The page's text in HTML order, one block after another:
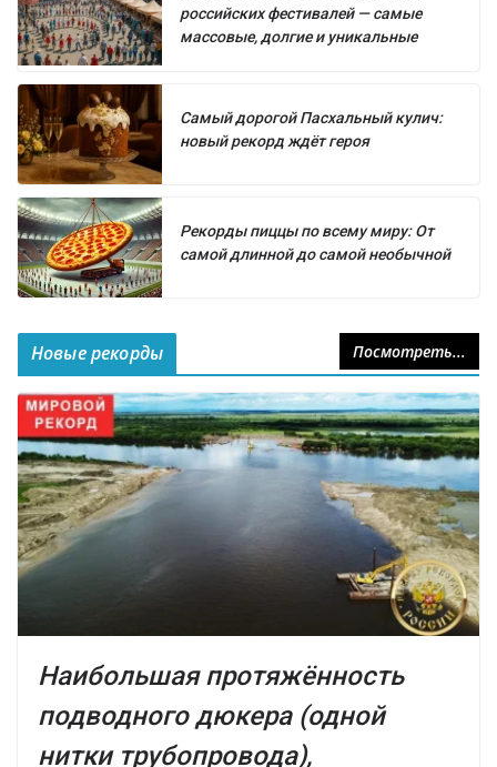
российских фестивалей — самые
массовые, долгие и уникальные
Самый дорогой Пасхальный кулич:
новый рекорд ждёт героя
Рекорды пиццы по всему миру: От
самой длинной до самой необычной
Новые рекорды Посмотреть...
Наибольшая протяжённость
подводного дюкера (одной
нитки трубопровода),